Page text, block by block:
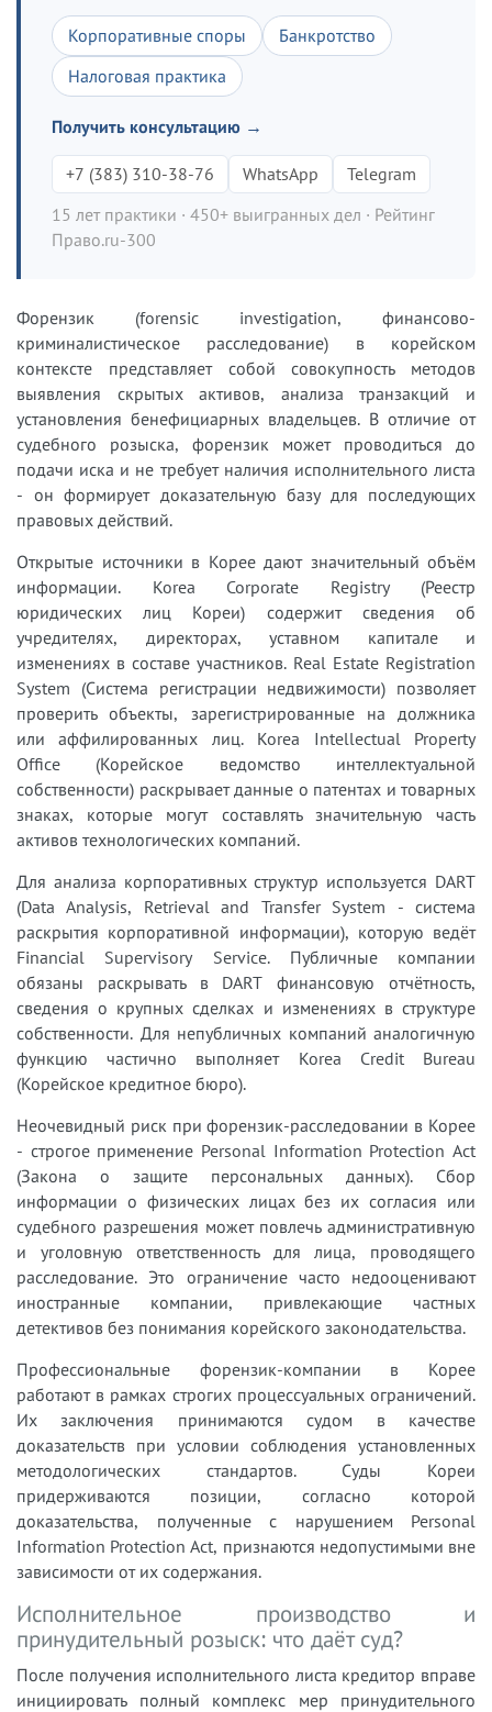
Корпоративные споры
Банкротство
Налоговая практика
Получить консультацию →
+7 (383) 310-38-76 WhatsApp
Telegram
15 лет практики · 450+ выигранных дел · Рейтинг
Право.ru-300
Форензик (forensic investigation, финансово-
криминалистическое расследование) в корейском
контексте представляет собой совокупность методов
выявления скрытых активов, анализа транзакций и
установления бенефициарных владельцев. В отличие от
судебного розыска, форензик может проводиться до
подачи иска и не требует наличия исполнительного листа
- он формирует доказательную базу для последующих
правовых действий.
Открытые источники в Корее дают значительный объём
информации. Korea Corporate Registry (Реестр
юридических лиц Кореи) содержит сведения об
учредителях, директорах, уставном капитале и
изменениях в составе участников. Real Estate Registration
System (Система регистрации недвижимости) позволяет
проверить объекты, зарегистрированные на должника
или аффилированных лиц. Korea Intellectual Property
Office (Корейское ведомство интеллектуальной
собственности) раскрывает данные о патентах и товарных
знаках, которые могут составлять значительную часть
активов технологических компаний.
Для анализа корпоративных структур используется DART
(Data Analysis, Retrieval and Transfer System - система
раскрытия корпоративной информации), которую ведёт
Financial Supervisory Service. Публичные компании
обязаны раскрывать в DART финансовую отчётность,
сведения о крупных сделках и изменениях в структуре
собственности. Для непубличных компаний аналогичную
функцию частично выполняет Korea Credit Bureau
(Корейское кредитное бюро).
Неочевидный риск при форензик-расследовании в Корее
- строгое применение Personal Information Protection Act
(Закона о защите персональных данных). Сбор
информации о физических лицах без их согласия или
судебного разрешения может повлечь административную
и уголовную ответственность для лица, проводящего
расследование. Это ограничение часто недооценивают
иностранные компании, привлекающие частных
детективов без понимания корейского законодательства.
Профессиональные форензик-компании в Корее
работают в рамках строгих процессуальных ограничений.
Их заключения принимаются судом в качестве
доказательств при условии соблюдения установленных
методологических стандартов. Суды Кореи
придерживаются позиции, согласно которой
доказательства, полученные с нарушением Personal
Information Protection Act, признаются недопустимыми вне
зависимости от их содержания.
Исполнительное производство и
принудительный розыск: что даёт суд?
После получения исполнительного листа кредитор вправе
инициировать полный комплекс мер принудительного